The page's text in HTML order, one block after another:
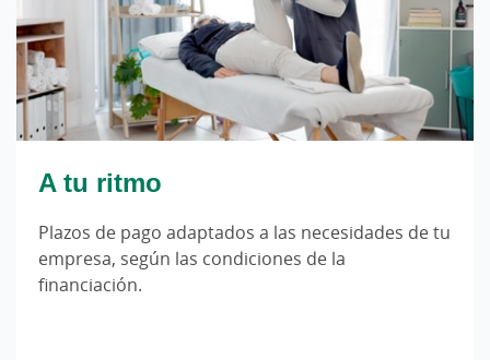
A tu ritmo
Plazos de pago adaptados a las necesidades de tu
empresa, según las condiciones de la
financiación.